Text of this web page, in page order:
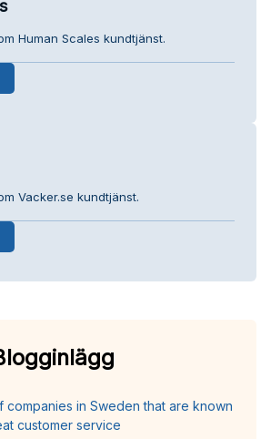
Human Scales kundtjänst.
Vacker.se kundtjänst.
companies in Sweden that are known
customer service